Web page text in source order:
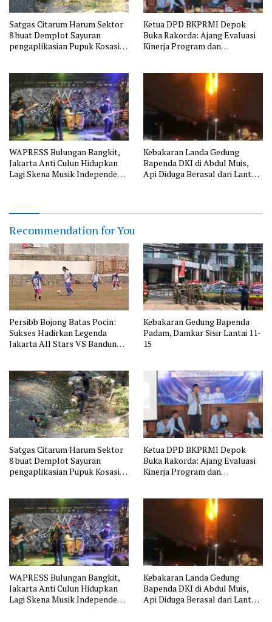
Satgas Citarum Harum Sektor
8 buat Demplot Sayuran
pengaplikasian Pupuk Kosasih
Ternak di Wilayah Binaan
Ketua DPD BKPRMI Depok
Buka Rakorda: Ajang Evaluasi
Kinerja Program dan
WAPRESS Bulungan Bangkit,
Jakarta Anti Culun Hidupkan
Lagi Skena Musik Independen
Kebakaran Landa Gedung
Bapenda DKI di Abdul Muis,
Api Diduga Berasal dari Lantai
Recommendation for You
Persibb Bojong Batas Pocin:
Sukses Hadirkan Legenda
Jakarta All Stars VS Bandung
Kebakaran Gedung Bapenda
Padam, Damkar Sisir Lantai 11-
15
Satgas Citarum Harum Sektor
8 buat Demplot Sayuran
pengaplikasian Pupuk Kosasih
Ternak di Wilayah Binaan
Ketua DPD BKPRMI Depok
Buka Rakorda: Ajang Evaluasi
Kinerja Program dan
WAPRESS Bulungan Bangkit,
Jakarta Anti Culun Hidupkan
Lagi Skena Musik Independen
Kebakaran Landa Gedung
Bapenda DKI di Abdul Muis,
Api Diduga Berasal dari Lantai